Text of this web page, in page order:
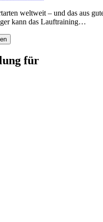
kann das Lauftraining…
für